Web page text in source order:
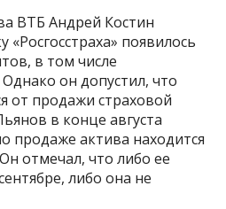
ВТБ Андрей Костин
«Росгосстраха» появилось
в том числе
он допустил, что
от продажи страховой
в конце августа
продаже актива находится
отмечал, что либо ее
либо она не